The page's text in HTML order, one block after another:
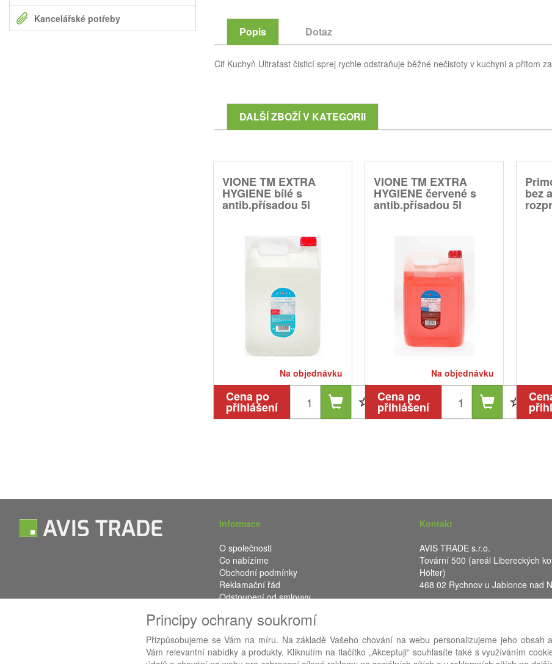
Kancelářské potřeby
Popis Dotaz
Cif Kuchyň Ultrafast čisticí sprej rychle odstraňuje běžné nečistoty v kuchyni a přitom
DALŠÍ ZBOŽÍ V KATEGORII
VIONE TM EXTRA
HYGIENE bílé s
antib.přísadou 5l
Na objednávku
Cena po
přihlášení
VIONE TM EXTRA
HYGIENE červené s
antib.přísadou 5l
Na objednávku
Cena po
přihlášení
bez
Informace
O společnosti
Co nabízíme
Obchodní podmínky
Reklamační řád
Odstoupení od smlouvy
Kontakt
AVIS TRADE s.r.o.
Tovární 500 (areál Libereckých
Hölter)
468 02 Rychnov u Jablonce nad
Principy ochrany soukromí
Přizpůsobujeme se Vám na míru. Na základě Vašeho chování na webu personalizujeme jeho obsah
Vám relevantní nabídky a produkty. Kliknutím na tlačítko „Akceptuji“ souhlasíte také s využíváním